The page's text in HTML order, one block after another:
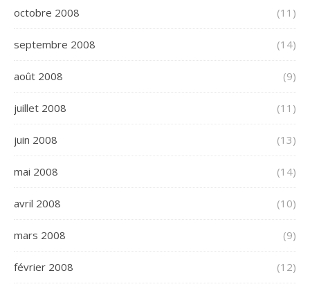
octobre 2008 (11)
septembre 2008 (14)
août 2008 (9)
juillet 2008 (11)
juin 2008 (13)
mai 2008 (14)
avril 2008 (10)
mars 2008 (9)
février 2008 (12)